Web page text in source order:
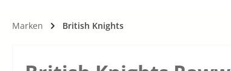
Marken British Knights